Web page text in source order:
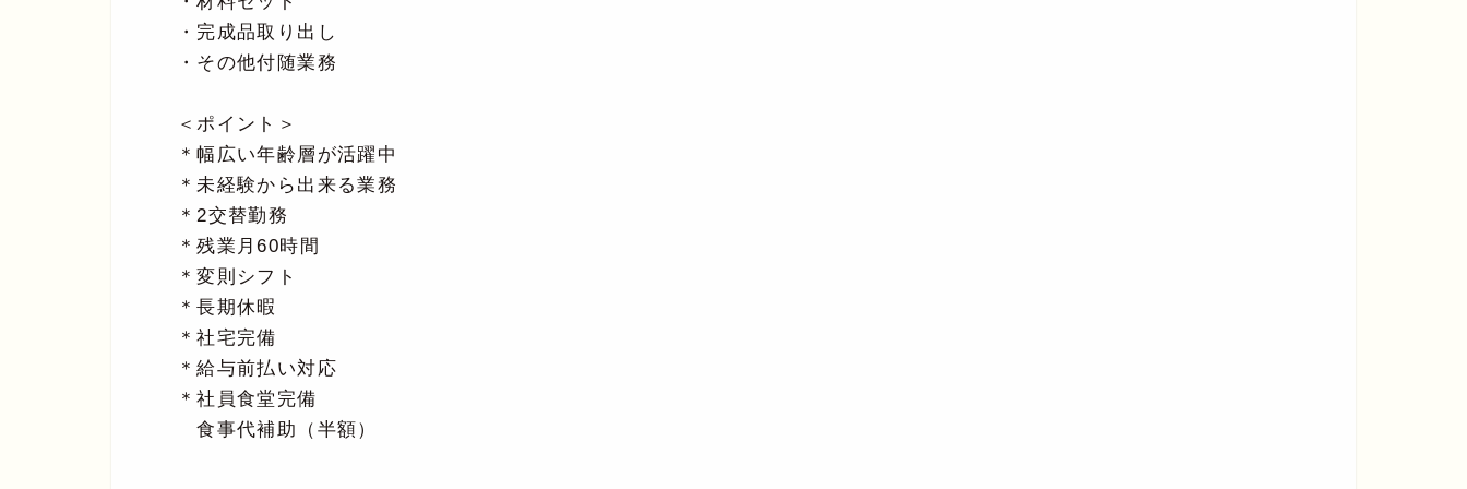
・完成品取り出し
・その他付随業務
＜ポイント＞
＊幅広い年齢層が活躍中
＊未経験から出来る業務
＊2交替勤務
＊残業月60時間
＊変則シフト
＊長期休暇
＊社宅完備
＊給与前払い対応
＊社員食堂完備
食事代補助（半額）